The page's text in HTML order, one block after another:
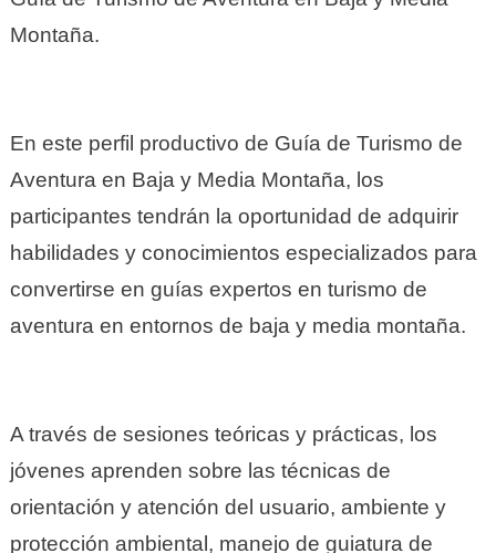
Montaña.
En este perfil productivo de Guía de Turismo de
Aventura en Baja y Media Montaña, los
participantes tendrán la oportunidad de adquirir
habilidades y conocimientos especializados para
convertirse en guías expertos en turismo de
aventura en entornos de baja y media montaña.
A través de sesiones teóricas y prácticas, los
jóvenes aprenden sobre las técnicas de
orientación y atención del usuario, ambiente y
protección ambiental, manejo de guiatura de